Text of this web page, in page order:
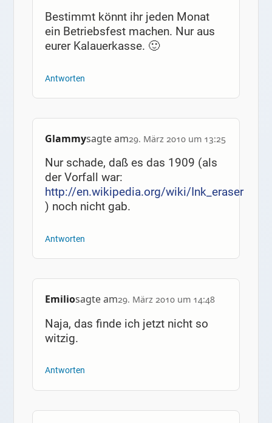
Bestimmt könnt ihr jeden Monat
ein Betriebsfest machen. Nur aus
eurer Kalauerkasse. 🙂
Antworten
Glammysagte am29. März 2010 um 13:25
Nur schade, daß es das 1909 (als
der Vorfall war:
http://en.wikipedia.org/wiki/Ink_eraser
) noch nicht gab.
Antworten
Emiliosagte am29. März 2010 um 14:48
Naja, das finde ich jetzt nicht so
witzig.
Antworten